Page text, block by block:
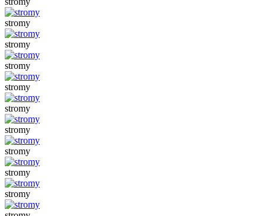
stromy
stromy
stromy
stromy
stromy
stromy
stromy
stromy
stromy